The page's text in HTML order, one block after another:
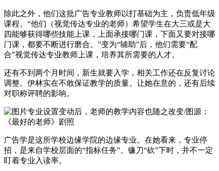
除此之外，他们这批广告专业教师以打基础为主，负责低年级
课程。“他们（视觉传达专业的老师）希望学生在大三或是大
四能够获得哪些技能上课，上面承接哪门课，下面又要对接哪
门课，都要不断进行磨合。”变为“辅助”后，他们需要“配
合”视觉传达专业教师上课，培养其所需要的人才。
还有不到两个月时间，新生就要入学，相关工作还在反复讨论
调整。伊林实在不敢保证教学的质量。让她在意的，还有后续
对职称评聘的影响。
专业设置变动后，老师的教学内容也随之改变/图源：
《最好的老师》剧照
广告学是这所学校边缘学院的边缘专业。在她看来，专业停
招，是来自学校层面的“指标任务”。镰刀“砍”下时，并不一定
盯着专业入读率。